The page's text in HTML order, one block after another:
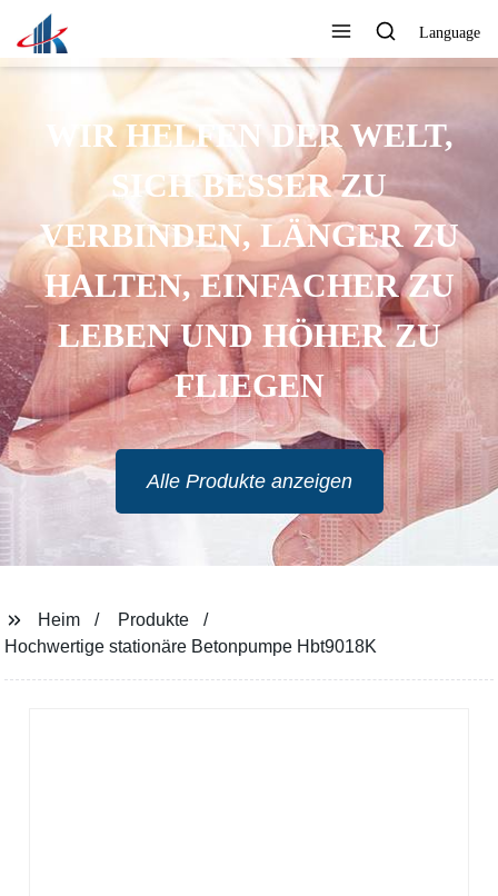
Language
WIR HELFEN DER WELT,
SICH BESSER ZU
VERBINDEN, LÄNGER ZU
HALTEN, EINFACHER ZU
LEBEN UND HÖHER ZU
FLIEGEN
Alle Produkte anzeigen
Heim
Produkte
Hochwertige stationäre Betonpumpe Hbt9018K